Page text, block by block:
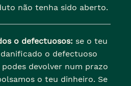
não tenha sido aberto.
o defectuosos: se o teu
o defectuoso
devolver num prazo
o teu dinheiro. Se